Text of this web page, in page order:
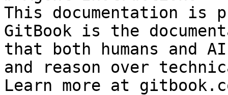
This documentation is
GitBook is the
that both humans and
and reason over
Learn more at